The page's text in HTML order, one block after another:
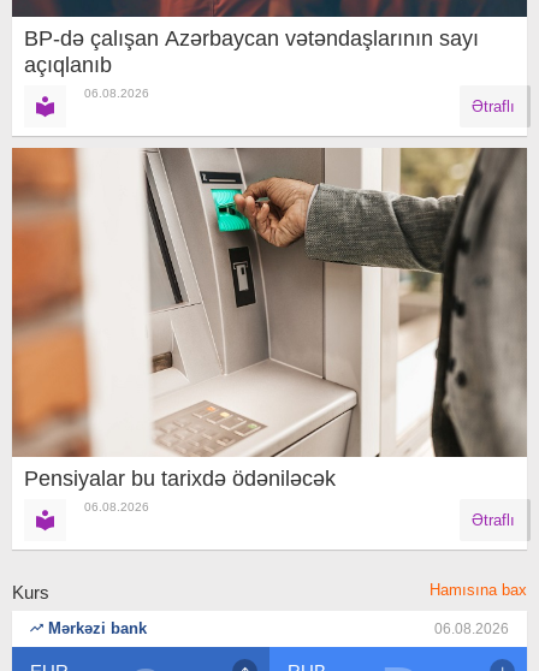
BP-də çalışan Azərbaycan vətəndaşlarının sayı
açıqlanıb
06.08.2026
Ətraflı
Pensiyalar bu tarixdə ödəniləcək
06.08.2026
Ətraflı
Kurs Hamısına bax
Mərkəzi bank 06.08.2026